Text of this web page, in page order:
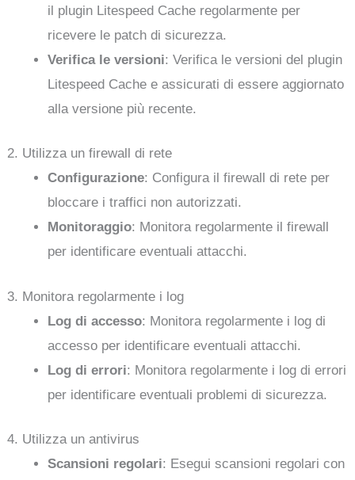
il plugin Litespeed Cache regolarmente per
ricevere le patch di sicurezza.
Verifica le versioni: Verifica le versioni del plugin
Litespeed Cache e assicurati di essere aggiornato
alla versione più recente.
2. Utilizza un firewall di rete
Configurazione: Configura il firewall di rete per
bloccare i traffici non autorizzati.
Monitoraggio: Monitora regolarmente il firewall
per identificare eventuali attacchi.
3. Monitora regolarmente i log
Log di accesso: Monitora regolarmente i log di
accesso per identificare eventuali attacchi.
Log di errori: Monitora regolarmente i log di errori
per identificare eventuali problemi di sicurezza.
4. Utilizza un antivirus
Scansioni regolari: Esegui scansioni regolari con